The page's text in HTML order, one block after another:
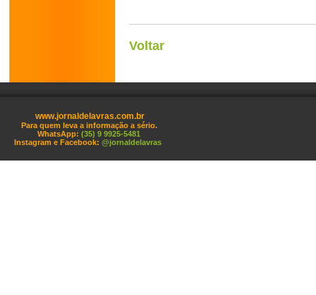
Voltar
www.jornaldelavras.com.br
Para quem leva a informação a sério.
WhatsApp: (35) 9 9925-5481
Instagram e Facebook: @jornaldelavras